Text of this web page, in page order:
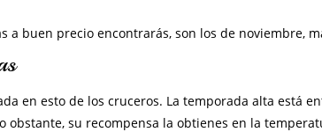
a buen precio encontrarás, son los de noviembre,
en esto de los cruceros. La temporada alta está
obstante, su recompensa la obtienes en la